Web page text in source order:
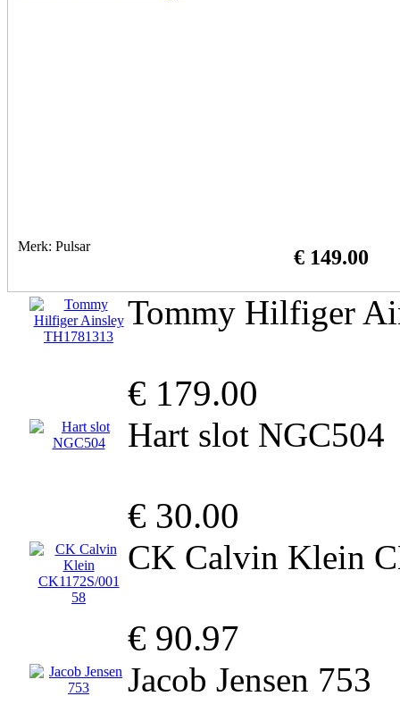
Merk: Pulsar € 149.00
Tommy Hilfiger
€ 179.00
Hart slot NGC504
€ 30.00
CK Calvin Klein
€ 90.97
Jacob Jensen 753